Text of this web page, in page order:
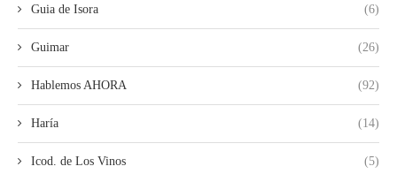
Guia de Isora (6)
Guimar (26)
Hablemos AHORA (92)
Haría (14)
Icod. de Los Vinos (5)